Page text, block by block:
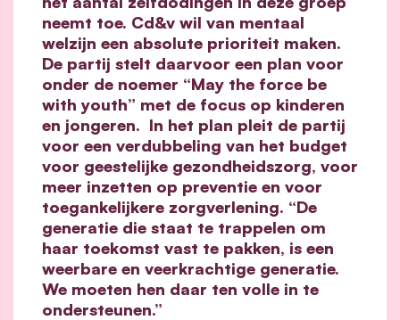
neemt toe. Cd&v wil van mentaal
welzijn een absolute prioriteit maken.
De partij stelt daarvoor een plan voor
onder de noemer “May the force be
with youth” met de focus op kinderen
en jongeren. In het plan pleit de partij
voor een verdubbeling van het budget
voor geestelijke gezondheidszorg, voor
meer inzetten op preventie en voor
toegankelijkere zorgverlening. “De
generatie die staat te trappelen om
haar toekomst vast te pakken, is een
weerbare en veerkrachtige generatie.
We moeten hen daar ten volle in te
ondersteunen.”